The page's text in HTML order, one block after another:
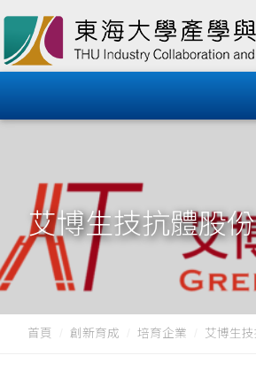
艾博生技抗體股
首頁 創新育成 培育企業 艾博生